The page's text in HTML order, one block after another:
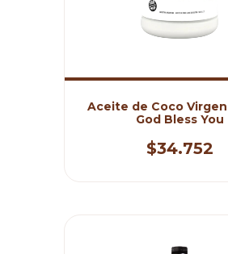
Aceite de Coco Virgen
God Bless You
$34.752